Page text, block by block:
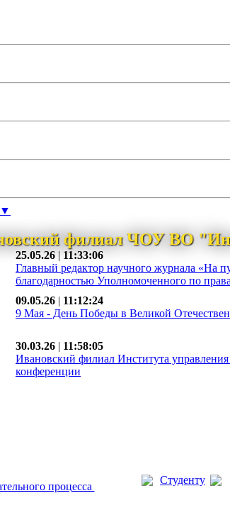
▼
филиал ЧОУ ВО
25.05.26 | 11:33:06
Главный редактор научного журнала «На
благодарностью Уполномоченного по
09.05.26 | 11:12:24
9 Мая - День Победы в Великой
30.03.26 | 11:58:05
Ивановский филиал Института
конференции
процесса
Студенту